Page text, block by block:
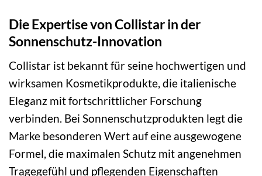
Die Expertise von Collistar in der
Sonnenschutz-Innovation
Collistar ist bekannt für seine hochwertigen und
wirksamen Kosmetikprodukte, die italienische
Eleganz mit fortschrittlicher Forschung
verbinden. Bei Sonnenschutzprodukten legt die
Marke besonderen Wert auf eine ausgewogene
Formel, die maximalen Schutz mit angenehmen
Tragegefühl und pflegenden Eigenschaften